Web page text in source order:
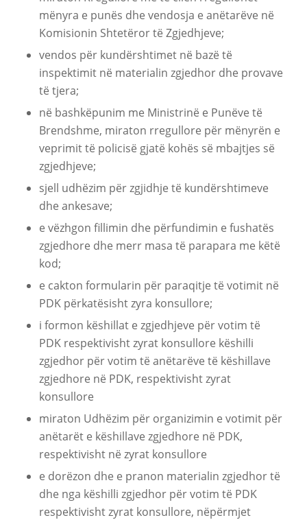
mënyra e punës dhe vendosja e anëtarëve në
Komisionin Shtetëror të Zgjedhjeve;
vendos për kundërshtimet në bazë të
inspektimit në materialin zgjedhor dhe provave
të tjera;
në bashkëpunim me Ministrinë e Punëve të
Brendshme, miraton rregullore për mënyrën e
veprimit të policisë gjatë kohës së mbajtjes së
zgjedhjeve;
sjell udhëzim për zgjidhje të kundërshtimeve
dhe ankesave;
e vëzhgon fillimin dhe përfundimin e fushatës
zgjedhore dhe merr masa të parapara me këtë
kod;
e cakton formularin për paraqitje të votimit në
PDK përkatësisht zyra konsullore;
i formon këshillat e zgjedhjeve për votim të
PDK respektivisht zyrat konsullore këshilli
zgjedhor për votim të anëtarëve të këshillave
zgjedhore në PDK, respektivisht zyrat
konsullore
miraton Udhëzim për organizimin e votimit për
anëtarët e këshillave zgjedhore në PDK,
respektivisht në zyrat konsullore
e dorëzon dhe e pranon materialin zgjedhor të
dhe nga këshilli zgjedhor për votim të PDK
respektivisht zyrat konsullore, nëpërmjet